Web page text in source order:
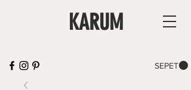
SEPET
KARUM